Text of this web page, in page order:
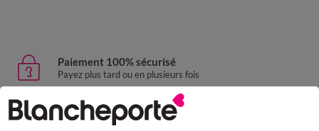
Paiement 100% sécurisé
Payez plus tard ou en plusieurs fois
Livraison express
domicile, relais, consignes automatiques